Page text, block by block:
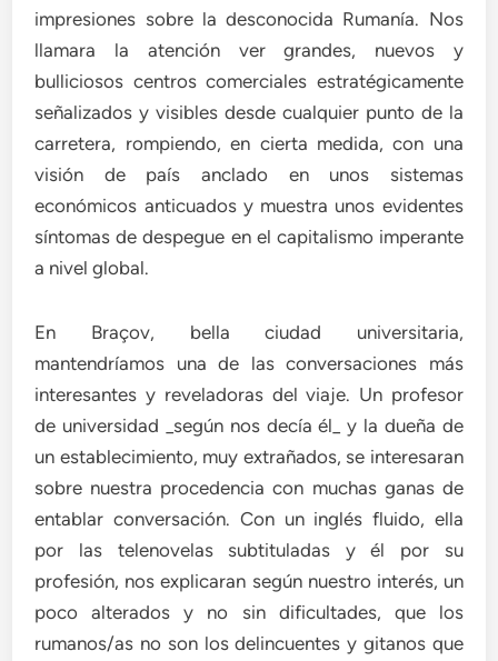
impresiones sobre la desconocida Rumanía. Nos
llamara la atención ver grandes, nuevos y
bulliciosos centros comerciales estratégicamente
señalizados y visibles desde cualquier punto de la
carretera, rompiendo, en cierta medida, con una
visión de país anclado en unos sistemas
económicos anticuados y muestra unos evidentes
síntomas de despegue en el capitalismo imperante
a nivel global.
En Braçov, bella ciudad universitaria,
mantendríamos una de las conversaciones más
interesantes y reveladoras del viaje. Un profesor
de universidad _según nos decía él_ y la dueña de
un establecimiento, muy extrañados, se interesaran
sobre nuestra procedencia con muchas ganas de
entablar conversación. Con un inglés fluido, ella
por las telenovelas subtituladas y él por su
profesión, nos explicaran según nuestro interés, un
poco alterados y no sin dificultades, que los
rumanos/as no son los delincuentes y gitanos que